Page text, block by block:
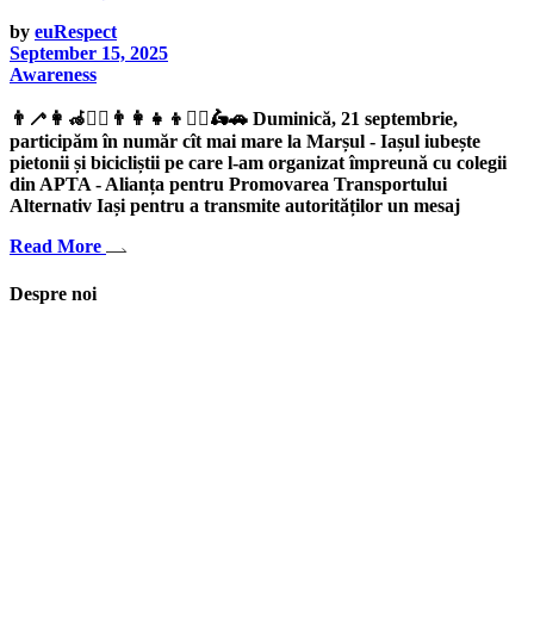
by euRespect
September 15, 2025
Awareness
👨‍🦯👩‍🦽🚶‍♀️👨‍👩‍👧‍👦🚴‍♂️🛵🚗 Duminică, 21 septembrie,
participăm în număr cît mai mare la Marșul - Iașul iubește
pietonii și bicicliștii pe care l-am organizat împreună cu colegii
din APTA - Alianța pentru Promovarea Transportului
Alternativ Iași pentru a transmite autorităților un mesaj
Read More
Despre noi